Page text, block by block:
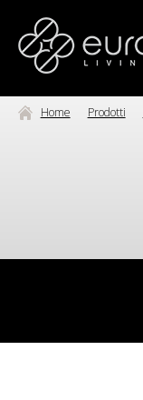
Home Prodotti